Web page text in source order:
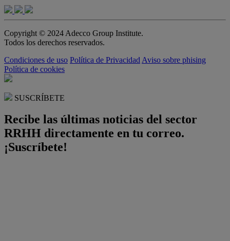
Copyright © 2024 Adecco Group Institute.
Todos los derechos reservados.
Condiciones de uso Política de Privacidad Aviso sobre phising
Política de cookies
SUSCRÍBETE
Recibe las últimas noticias del sector
RRHH directamente en tu correo.
¡Suscríbete!